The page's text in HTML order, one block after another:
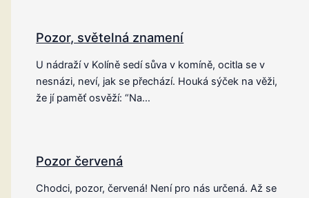
Pozor, světelná znamení
U nádraží v Kolíně sedí sůva v komíně, ocitla se v
nesnázi, neví, jak se přechází. Houká sýček na věži,
že jí paměť osvěží: “Na…
Pozor červená
Chodci, pozor, červená! Není pro nás určená. Až se